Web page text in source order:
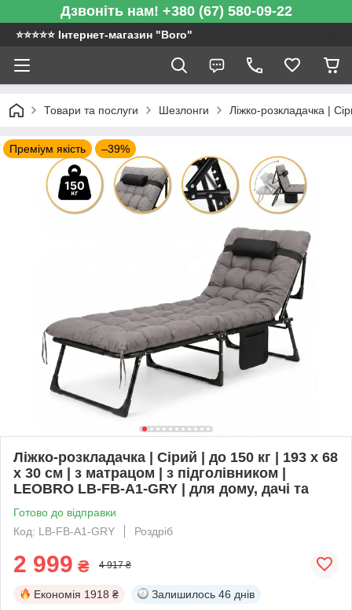
Дзвоніть нам! +380 (67) 580-09-22
⭐️⭐️⭐️⭐️⭐️ Інтернет-магазин "Boro"
Товари та послуги Шезлонги Ліжко-розкладачка |
Преміум якість –39%
Ліжко-розкладачка | Сірий | до 150 кг | 193 х 68
х 30 см | з матрацом | з підголівником |
LEOBRO LB-FB-A1-GRY | для дому, дачі та
Готово до відправки
Код: LB-FB-A1-GRY
Роздріб
2 999 ₴ 4 917 ₴
Економія 1918 ₴ Залишилось 46 днів